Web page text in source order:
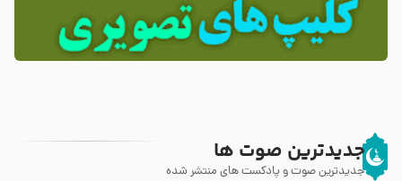
جدیدترین صوت ها
جدیدترین صوت و پادکست های منتشر شده